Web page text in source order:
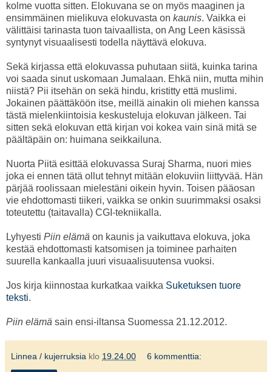
kolme vuotta sitten. Elokuvana se on myös maaginen ja
ensimmäinen mielikuva elokuvasta on kaunis. Vaikka ei
välittäisi tarinasta tuon taivaallista, on Ang Leen käsissä
syntynyt visuaalisesti todella näyttävä elokuva.
Sekä kirjassa että elokuvassa puhutaan siitä, kuinka tarina
voi saada sinut uskomaan Jumalaan. Ehkä niin, mutta mihin
niistä? Pii itsehän on sekä hindu, kristitty että muslimi.
Jokainen päättäköön itse, meillä ainakin oli miehen kanssa
tästä mielenkiintoisia keskusteluja elokuvan jälkeen. Tai
sitten sekä elokuvan että kirjan voi kokea vain sinä mitä se
päältäpäin on: huimana seikkailuna.
Nuorta Piitä esittää elokuvassa Suraj Sharma, nuori mies
joka ei ennen tätä ollut tehnyt mitään elokuviin liittyvää. Hän
pärjää roolissaan mielestäni oikein hyvin. Toisen pääosan
vie ehdottomasti tiikeri, vaikka se onkin suurimmaksi osaksi
toteutettu (taitavalla) CGI-tekniikalla.
Lyhyesti Piin elämä on kaunis ja vaikuttava elokuva, joka
kestää ehdottomasti katsomisen ja toiminee parhaiten
suurella kankaalla juuri visuaalisuutensa vuoksi.
Jos kirja kiinnostaa kurkatkaa vaikka Suketuksen tuore
teksti.
Piin elämä sain ensi-iltansa Suomessa 21.12.2012.
Linnea / kujerruksia klo 19.24.00 6 kommenttia: